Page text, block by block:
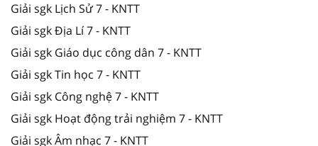
Giải sgk Lịch Sử 7 - KNTT
Giải sgk Địa Lí 7 - KNTT
Giải sgk Giáo dục công dân 7 - KNTT
Giải sgk Tin học 7 - KNTT
Giải sgk Công nghệ 7 - KNTT
Giải sgk Hoạt động trải nghiệm 7 - KNTT
Giải sgk Âm nhạc 7 - KNTT